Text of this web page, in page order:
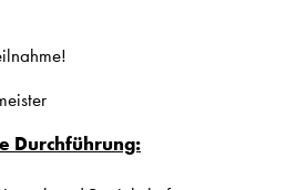
Durchführung: